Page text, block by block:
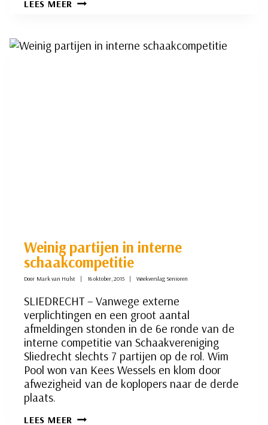
LEES MEER
BIJ
SCHAAKJEUGD
Weinig partijen in interne
schaakcompetitie
Door Mark van Hulst 16 oktober, 2015 Weekverslag Senioren
SLIEDRECHT – Vanwege externe
verplichtingen en een groot aantal
afmeldingen stonden in de 6e ronde van de
interne competitie van Schaakvereniging
Sliedrecht slechts 7 partijen op de rol. Wim
Pool won van Kees Wessels en klom door
afwezigheid van de koplopers naar de derde
plaats.
LEES MEER WEINIG